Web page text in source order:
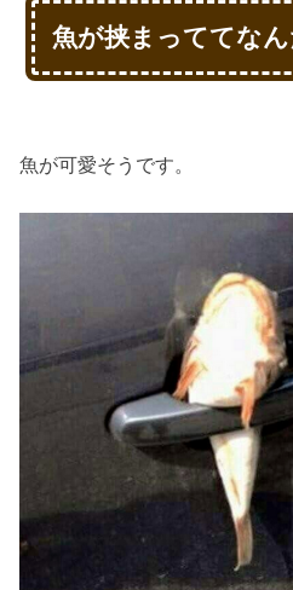
魚が挟まっててなん
魚が可愛そうです。